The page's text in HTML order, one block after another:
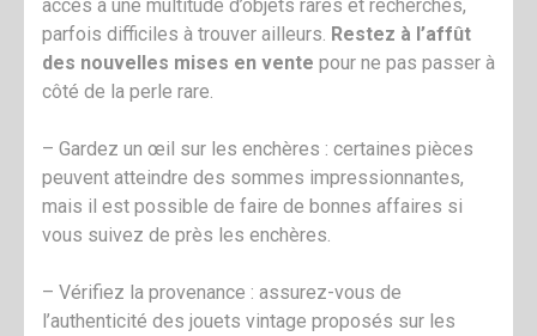
accès à une multitude d’objets rares et recherchés,
parfois difficiles à trouver ailleurs. Restez à l’affût
des nouvelles mises en vente pour ne pas passer à
côté de la perle rare.
– Gardez un œil sur les enchères : certaines pièces
peuvent atteindre des sommes impressionnantes,
mais il est possible de faire de bonnes affaires si
vous suivez de près les enchères.
– Vérifiez la provenance : assurez-vous de
l’authenticité des jouets vintage proposés sur les